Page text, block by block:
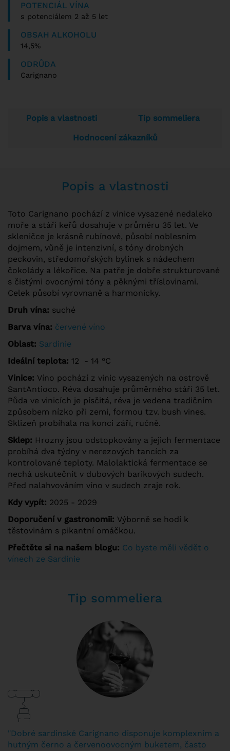
POTENCIÁL VÍNA
s potenciálem 2 až 5 let
OBSAH ALKOHOLU
14,5%
ODRŮDA
Carignano
Popis a vlastnosti
Tip sommeliera
Hodnocení zákazníků
Popis a vlastnosti
Toto Carignano pochází z vinice vysazené nedaleko
moře a stáří keřů dosahuje v průměru 35 let. Ve
skleničce je krásně rubínové, působí noblesním
dojmem, vůně je intenzivní, s tóny drobných
peckovin, středomořských bylinek s nádechem
čokolády a lékořice. Na patře je dobře strukturované
s čistými ovocnými tóny a pěknými tříslovinami.
Celek působí vyrovnaně a harmonicky.
Druh vína: suché
Barva vína: červené víno
Oblast: Sardinie
Ideální teplota: 12 - 14 °C
Vinice: Víno pochází z vinic vysazených na ostrově
SantAntioco. Réva dosahuje průměrného stáří 35 let.
Půda ve vinicích je písčitá, réva je vedena tradičním
způsobem nízko při zemi, formou tzv. bush vines.
Sklizeň probíhala na konci září, ručně.
Sklep: Hrozny jsou odstopkovány a jejich fermentace
probíhá dva týdny v nerezových tancích za
kontrolované teploty. Malolaktická fermentace se
nechá uskutečnit v dubových barikových sudech.
Před nalahvováním víno v sudech zraje rok.
Kdy vypít: 2025 - 2029
Doporučení v gastronomii: Výborně se hodí k
těstovinám s pikantní omáčkou.
Přečtěte si na našem blogu: Co byste měli vědět o
vínech ze Sardinie
Tip sommeliera
"Dobré sardinské Carignano disponuje komplexním a
hutným černo a červenoovocným buketem, často